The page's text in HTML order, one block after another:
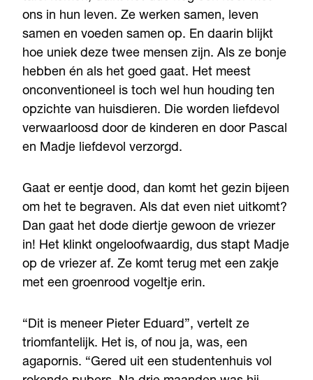
ons in hun leven. Ze werken samen, leven
samen en voeden samen op. En daarin blijkt
hoe uniek deze twee mensen zijn. Als ze bonje
hebben én als het goed gaat. Het meest
onconventioneel is toch wel hun houding ten
opzichte van huisdieren. Die worden liefdevol
verwaarloosd door de kinderen en door Pascal
en Madje liefdevol verzorgd.
Gaat er eentje dood, dan komt het gezin bijeen
om het te begraven. Als dat even niet uitkomt?
Dan gaat het dode diertje gewoon de vriezer
in! Het klinkt ongeloofwaardig, dus stapt Madje
op de vriezer af. Ze komt terug met een zakje
met een groenrood vogeltje erin.
“Dit is meneer Pieter Eduard”, vertelt ze
triomfantelijk. Het is, of nou ja, was, een
agapornis. “Gered uit een studentenhuis vol